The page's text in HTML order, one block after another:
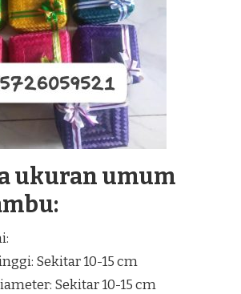
ukuran umum
Sekitar 10-15 cm
Sekitar 10-15 cm